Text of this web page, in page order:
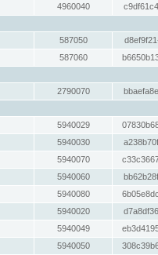
4960040
587050
587060
2790070
5940029
5940030
5940070
5940060
5940080
5940020
5940049
5940050